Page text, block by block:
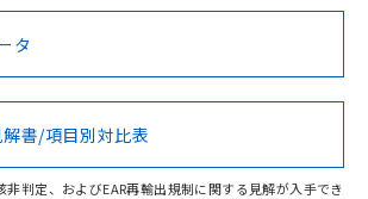
Hg Cd Cr(VI)
O
タ
書/項目別対比表
非判定、およびEAR再輸出規制に関する見解が入手でき